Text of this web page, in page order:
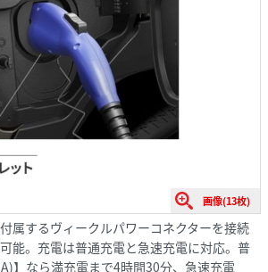
画像(13枚)
属するヴィークルパワーコネクターを接続
能。充電は普通充電と急速充電に対応。普
】なら満充電まで4時間30分、急速充電